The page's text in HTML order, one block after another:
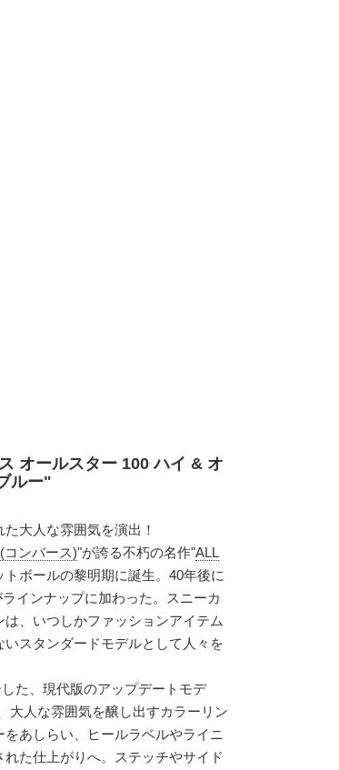
オールスター 100 ハイ & オ
ルー"
大人な雰囲気を演出！
ンバース)"が誇る不朽の名作"ALL
トボールの黎明期に誕生。40年後に
インナップに加わった。スニーカ
、いつしかファッションアイテム
スタンダードモデルとして人々を
た、現代版のアップデートモデ
大人な雰囲気を醸し出すカラーリン
あしらい、ヒールラベルやライニ
た仕上がりへ。ステッチやサイド